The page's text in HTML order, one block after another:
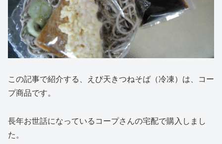
この記事で紹介する、えび天きつねそば（冷凍）は、コー
プ商品です。
長年お世話になっているコープさんの宅配で購入しまし
た。